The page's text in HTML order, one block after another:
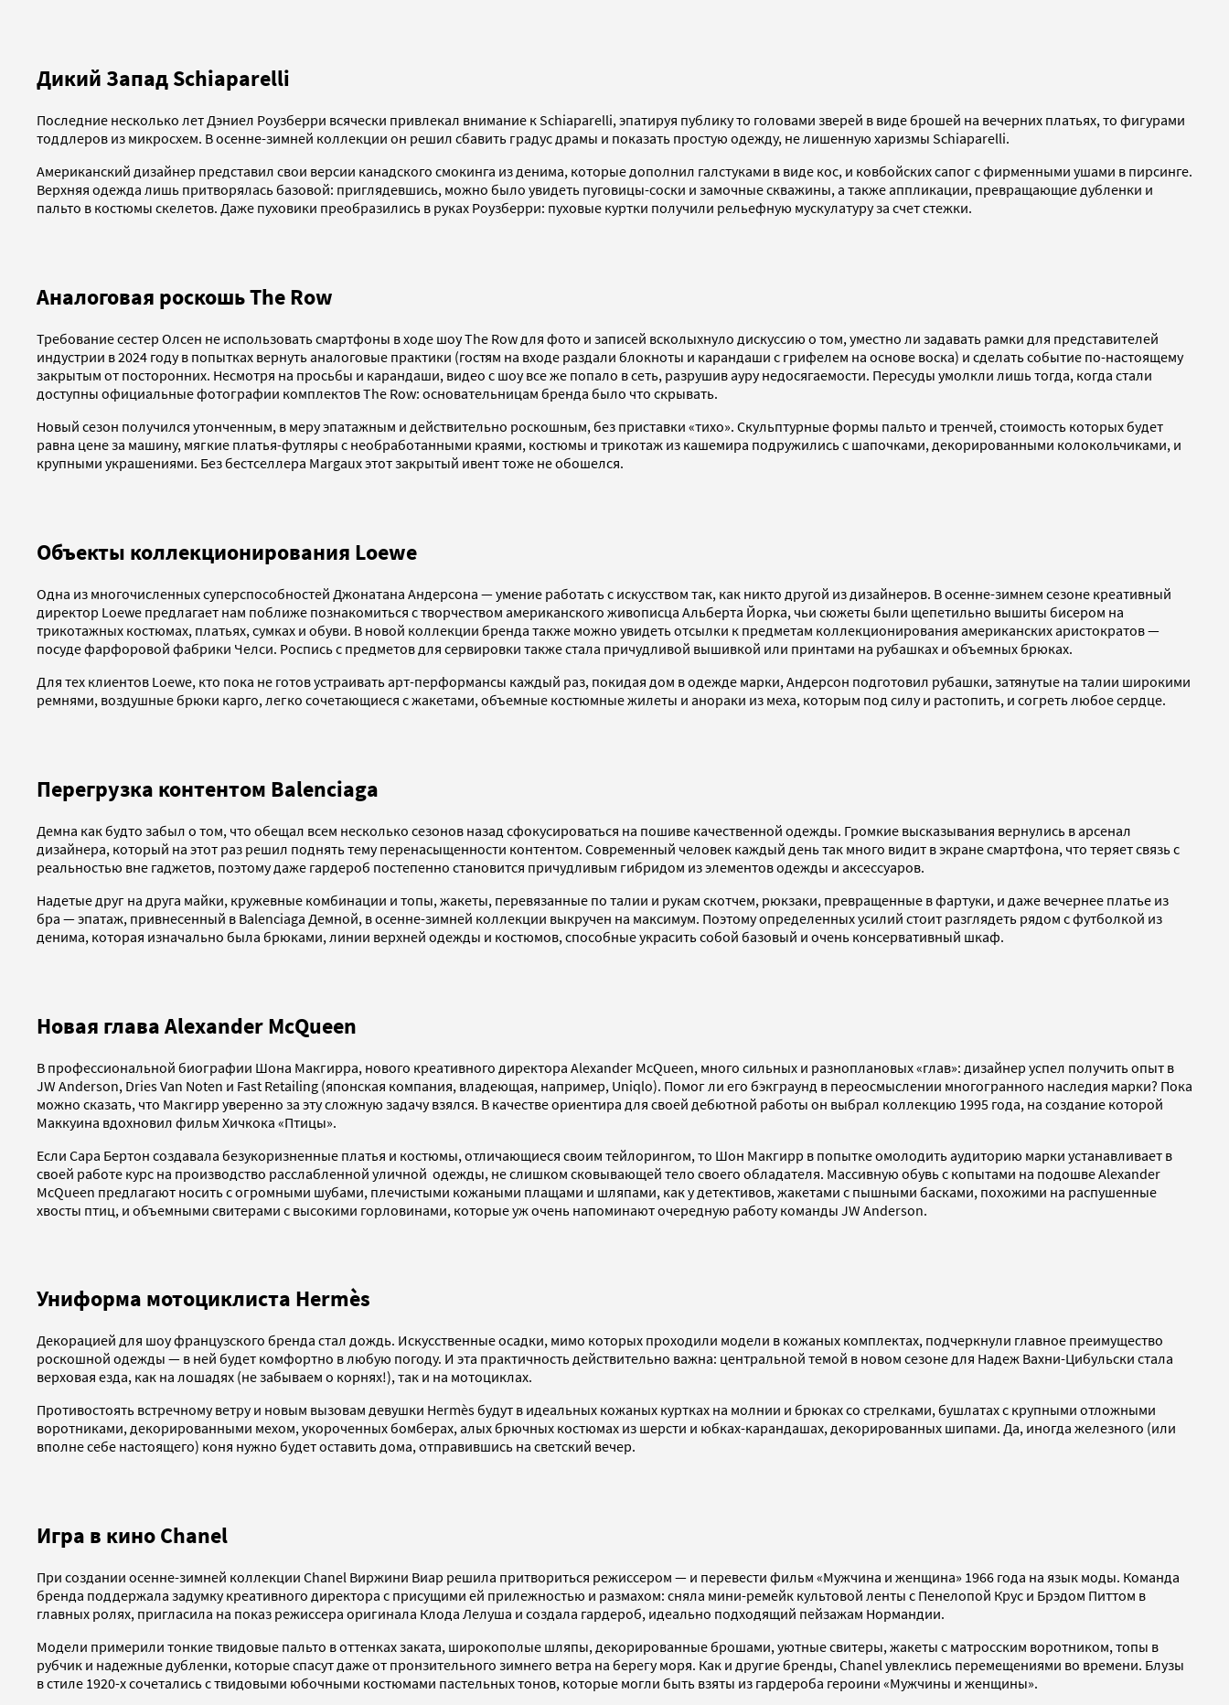
Дикий Запад Schiaparelli
Последние несколько лет Дэниел Роузберри всячески привлекал внимание к Schiaparelli, эпатируя публику то головами зверей в виде брошей на вечерних платьях, то фигурами
тоддлеров из микросхем. В осенне-зимней коллекции он решил сбавить градус драмы и показать простую одежду, не лишенную харизмы Schiaparelli.
Американский дизайнер представил свои версии канадского смокинга из денима, которые дополнил галстуками в виде кос, и ковбойских сапог с фирменными ушами в пирсинге.
Верхняя одежда лишь притворялась базовой: приглядевшись, можно было увидеть пуговицы-соски и замочные скважины, а также аппликации, превращающие дубленки и
пальто в костюмы скелетов. Даже пуховики преобразились в руках Роузберри: пуховые куртки получили рельефную мускулатуру за счет стежки.
Аналоговая роскошь The Row
Требование сестер Олсен не использовать смартфоны в ходе шоу The Row для фото и записей всколыхнуло дискуссию о том, уместно ли задавать рамки для представителей
индустрии в 2024 году в попытках вернуть аналоговые практики (гостям на входе раздали блокноты и карандаши с грифелем на основе воска) и сделать событие по-настоящему
закрытым от посторонних. Несмотря на просьбы и карандаши, видео с шоу все же попало в сеть, разрушив ауру недосягаемости. Пересуды умолкли лишь тогда, когда стали
доступны официальные фотографии комплектов The Row: основательницам бренда было что скрывать.
Новый сезон получился утонченным, в меру эпатажным и действительно роскошным, без приставки «тихо». Скульптурные формы пальто и тренчей, стоимость которых будет
равна цене за машину, мягкие платья-футляры с необработанными краями, костюмы и трикотаж из кашемира подружились с шапочками, декорированными колокольчиками, и
крупными украшениями. Без бестселлера Margaux этот закрытый ивент тоже не обошелся.
Объекты коллекционирования Loewe
Одна из многочисленных суперспособностей Джонатана Андерсона — умение работать с искусством так, как никто другой из дизайнеров. В осенне-зимнем сезоне креативный
директор Loewe предлагает нам поближе познакомиться с творчеством американского живописца Альберта Йорка, чьи сюжеты были щепетильно вышиты бисером на
трикотажных костюмах, платьях, сумках и обуви. В новой коллекции бренда также можно увидеть отсылки к предметам коллекционирования американских аристократов —
посуде фарфоровой фабрики Челси. Роспись с предметов для сервировки также стала причудливой вышивкой или принтами на рубашках и объемных брюках.
Для тех клиентов Loewe, кто пока не готов устраивать арт-перформансы каждый раз, покидая дом в одежде марки, Андерсон подготовил рубашки, затянутые на талии широкими
ремнями, воздушные брюки карго, легко сочетающиеся с жакетами, объемные костюмные жилеты и анораки из меха, которым под силу и растопить, и согреть любое сердце.
Перегрузка контентом Balenciaga
Демна как будто забыл о том, что обещал всем несколько сезонов назад сфокусироваться на пошиве качественной одежды. Громкие высказывания вернулись в арсенал
дизайнера, который на этот раз решил поднять тему перенасыщенности контентом. Современный человек каждый день так много видит в экране смартфона, что теряет связь с
реальностью вне гаджетов, поэтому даже гардероб постепенно становится причудливым гибридом из элементов одежды и аксессуаров.
Надетые друг на друга майки, кружевные комбинации и топы, жакеты, перевязанные по талии и рукам скотчем, рюкзаки, превращенные в фартуки, и даже вечернее платье из
бра — эпатаж, привнесенный в Balenciaga Демной, в осенне-зимней коллекции выкручен на максимум. Поэтому определенных усилий стоит разглядеть рядом с футболкой из
денима, которая изначально была брюками, линии верхней одежды и костюмов, способные украсить собой базовый и очень консервативный шкаф.
Новая глава Alexander McQueen
В профессиональной биографии Шона Макгирра, нового креативного директора Alexander McQueen, много сильных и разноплановых «глав»: дизайнер успел получить опыт в
JW Anderson, Dries Van Noten и Fast Retailing (японская компания, владеющая, например, Uniqlo). Помог ли его бэкграунд в переосмыслении многогранного наследия марки? Пока
можно сказать, что Макгирр уверенно за эту сложную задачу взялся. В качестве ориентира для своей дебютной работы он выбрал коллекцию 1995 года, на создание которой
Маккуина вдохновил фильм Хичкока «Птицы».
Если Сара Бертон создавала безукоризненные платья и костюмы, отличающиеся своим тейлорингом, то Шон Макгирр в попытке омолодить аудиторию марки устанавливает в
своей работе курс на производство расслабленной уличной одежды, не слишком сковывающей тело своего обладателя. Массивную обувь с копытами на подошве Alexander
McQueen предлагают носить с огромными шубами, плечистыми кожаными плащами и шляпами, как у детективов, жакетами с пышными басками, похожими на распушенные
хвосты птиц, и объемными свитерами с высокими горловинами, которые уж очень напоминают очередную работу команды JW Anderson.
Униформа мотоциклиста Hermès
Декорацией для шоу французского бренда стал дождь. Искусственные осадки, мимо которых проходили модели в кожаных комплектах, подчеркнули главное преимущество
роскошной одежды — в ней будет комфортно в любую погоду. И эта практичность действительно важна: центральной темой в новом сезоне для Надеж Вахни-Цибульски стала
верховая езда, как на лошадях (не забываем о корнях!), так и на мотоциклах.
Противостоять встречному ветру и новым вызовам девушки Hermès будут в идеальных кожаных куртках на молнии и брюках со стрелками, бушлатах с крупными отложными
воротниками, декорированными мехом, укороченных бомберах, алых брючных костюмах из шерсти и юбках-карандашах, декорированных шипами. Да, иногда железного (или
вполне себе настоящего) коня нужно будет оставить дома, отправившись на светский вечер.
Игра в кино Chanel
При создании осенне-зимней коллекции Chanel Виржини Виар решила притвориться режиссером — и перевести фильм «Мужчина и женщина» 1966 года на язык моды. Команда
бренда поддержала задумку креативного директора с присущими ей прилежностью и размахом: сняла мини-ремейк культовой ленты с Пенелопой Крус и Брэдом Питтом в
главных ролях, пригласила на показ режиссера оригинала Клода Лелуша и создала гардероб, идеально подходящий пейзажам Нормандии.
Модели примерили тонкие твидовые пальто в оттенках заката, широкополые шляпы, декорированные брошами, уютные свитеры, жакеты с матросским воротником, топы в
рубчик и надежные дубленки, которые спасут даже от пронзительного зимнего ветра на берегу моря. Как и другие бренды, Chanel увлеклись перемещениями во времени. Блузы
в стиле 1920-х сочетались с твидовыми юбочными костюмами пастельных тонов, которые могли быть взяты из гардероба героини «Мужчины и женщины».